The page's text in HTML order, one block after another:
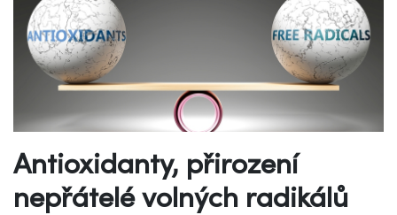
Antioxidanty, přirození
nepřátelé volných radikálů